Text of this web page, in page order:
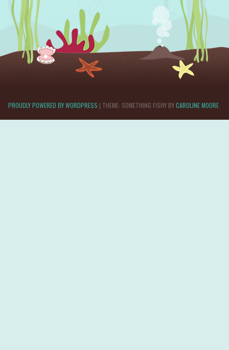
PROUDLY POWERED BY WORDPRESS | THEME: SOMETHING FISHY BYCAROLINE MOORE